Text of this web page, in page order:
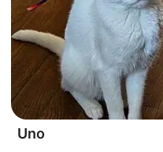
Uno